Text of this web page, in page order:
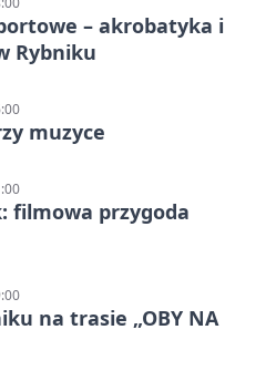
– akrobatyka i
Rybniku
muzyce
filmowa przygoda
na trasie „OBY NA